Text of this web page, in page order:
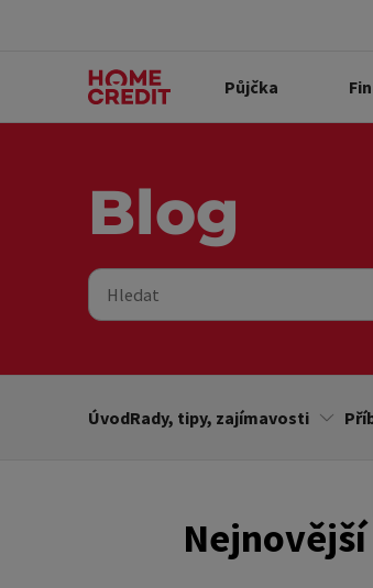
Půjčka
Blog
Hledat
ÚvodRady, tipy, zajímavosti